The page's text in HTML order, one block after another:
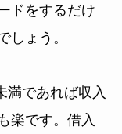
ドをするだけ
しょう。
満であれば収入
楽です。借入